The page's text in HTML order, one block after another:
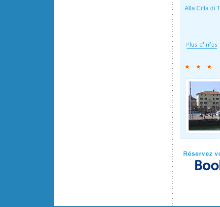
Alla Citta di